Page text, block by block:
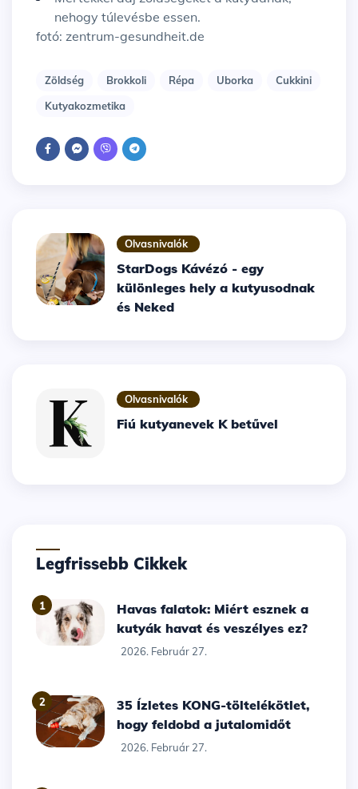
nehogy túlevésbe essen.
fotó: zentrum-gesundheit.de
Zöldség Brokkoli Répa Uborka
Cukkini
Kutyakozmetika
Olvasnivalók
StarDogs Kávézó - egy
különleges hely a kutyusodnak
és Neked
Olvasnivalók
Fiú kutyanevek K betűvel
Legfrissebb Cikkek
1
Havas falatok: Miért esznek a
kutyák havat és veszélyes ez?
2026. Február 27.
2
35 Ízletes KONG-töltelékötlet,
hogy feldobd a jutalomidőt
2026. Február 27.